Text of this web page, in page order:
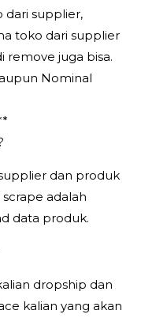
dari supplier,
toko dari supplier
remove juga bisa.
Nominal
dan produk
adalah
data produk.
dropship dan
kalian yang akan